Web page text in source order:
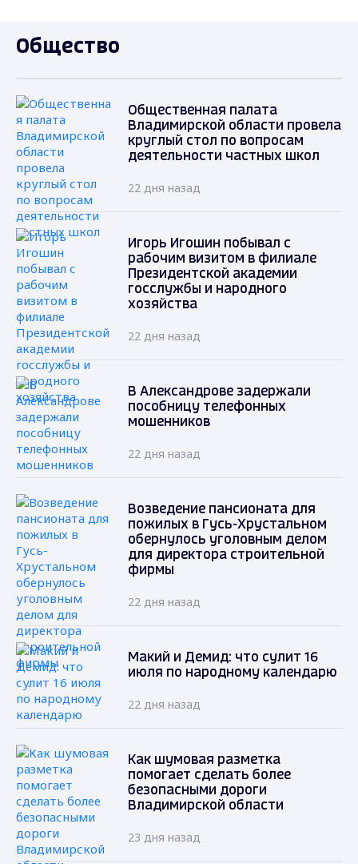
Общество
Общественная палата
Владимирской области провела
круглый стол по вопросам
деятельности частных школ
22 дня назад
Игорь Игошин побывал с
рабочим визитом в филиале
Президентской академии
госслужбы и народного
хозяйства
22 дня назад
В Александрове задержали
пособницу телефонных
мошенников
22 дня назад
Возведение пансионата для
пожилых в Гусь-Хрустальном
обернулось уголовным делом
для директора строительной
фирмы
22 дня назад
Макий и Демид: что сулит 16
июля по народному календарю
22 дня назад
Как шумовая разметка
помогает сделать более
безопасными дороги
Владимирской области
23 дня назад